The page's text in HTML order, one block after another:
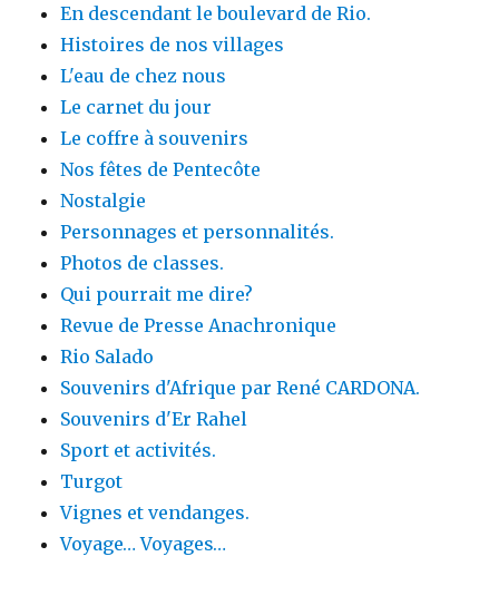
En descendant le boulevard de Rio.
Histoires de nos villages
L'eau de chez nous
Le carnet du jour
Le coffre à souvenirs
Nos fêtes de Pentecôte
Nostalgie
Personnages et personnalités.
Photos de classes.
Qui pourrait me dire?
Revue de Presse Anachronique
Rio Salado
Souvenirs d'Afrique par René CARDONA.
Souvenirs d'Er Rahel
Sport et activités.
Turgot
Vignes et vendanges.
Voyage… Voyages…